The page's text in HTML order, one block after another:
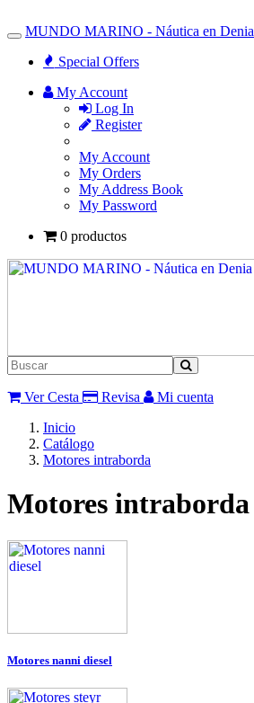
Toggle
Navigation
MUNDO MARINO - Náutica en Denia
Special Offers
My Account
Log In
Register
My Account
My Orders
My Address Book
My Password
0 productos
Ver Cesta Revisa
Mi cuenta
Inicio
Catálogo
Motores intraborda
Motores intraborda
Motores nanni diesel